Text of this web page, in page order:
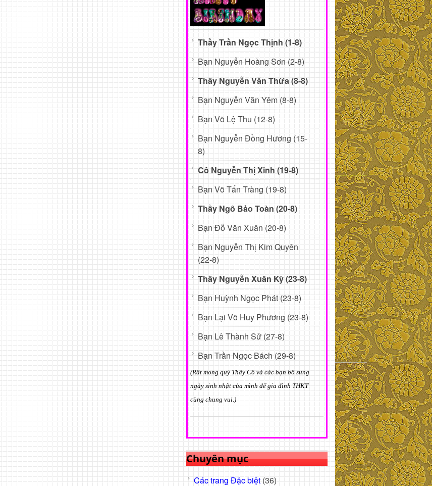
Thầy Trần Ngọc Thịnh (1-8)
Bạn Nguyễn Hoàng Sơn (2-8)
Thầy Nguyễn Văn Thừa (8-8)
Bạn Nguyễn Văn Yêm (8-8)
Bạn Võ Lệ Thu (12-8)
Bạn Nguyễn Đồng Hương (15-
8)
Cô Nguyễn Thị Xinh (19-8)
Bạn Võ Tấn Tràng (19-8)
Thầy Ngô Bảo Toàn (20-8)
Bạn Đỗ Văn Xuân (20-8)
Bạn Nguyễn Thị Kim Quyên
(22-8)
Thầy Nguyễn Xuân Kỳ (23-8)
Bạn Huỳnh Ngọc Phát (23-8)
Bạn Lại Võ Huy Phương (23-8)
Bạn Lê Thành Sử (27-8)
Bạn Trần Ngọc Bách (29-8)
(Rất mong quý Thầy Cô và các bạn bổ sung
ngày sinh nhật của mình để gia đình THKT
cùng chung vui.)
Chuyên mục
Các trang Đặc biệt (36)